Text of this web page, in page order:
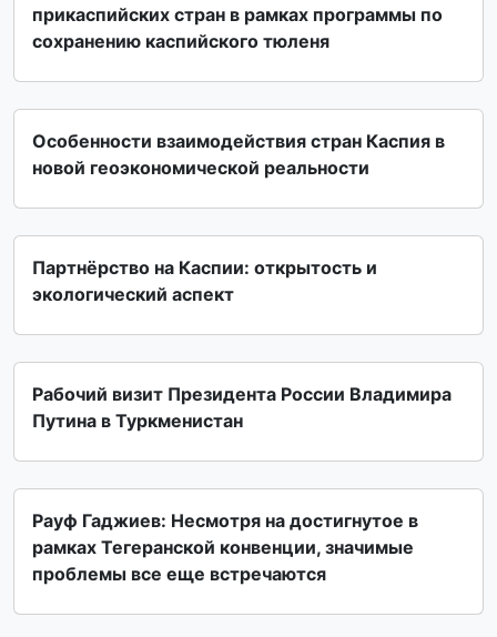
прикаспийских стран в рамках программы по
сохранению каспийского тюленя
Особенности взаимодействия стран Каспия в
новой геоэкономической реальности
Партнёрство на Каспии: открытость и
экологический аспект
Рабочий визит Президента России Владимира
Путина в Туркменистан
Рауф Гаджиев: Несмотря на достигнутое в
рамках Тегеранской конвенции, значимые
проблемы все еще встречаются